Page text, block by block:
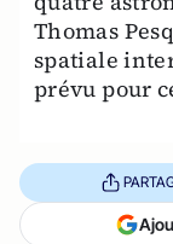
Thomas
spatiale
prévu pour